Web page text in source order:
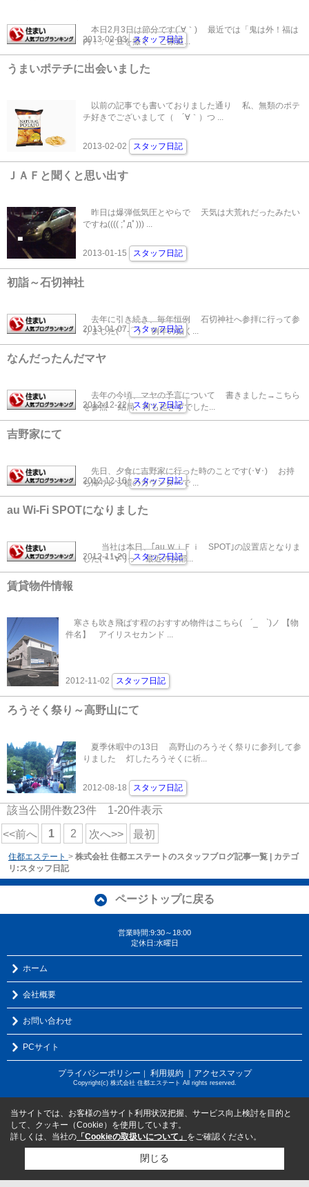
本日2月3日は節分です(´∀｀) 最近では「鬼は外！福は
内！」と豆を撒く ご家庭...
2013-02-03 スタッフ日記
うまいポテチに出会いました
以前の記事でも書いておりました通り 私、無類のポテ
チ好きでございまして（ ´∀｀）つ ...
2013-02-02 スタッフ日記
ＪＡＦと聞くと思い出す
昨日は爆弾低気圧とやらで 天気は大荒れだったみたい
ですね(((( ;ﾟдﾟ))) ...
2013-01-15 スタッフ日記
初詣～石切神社
去年に引き続き、毎年恒例 石切神社へ参拝に行って参
りました(⌒-⌒) 例年の如く...
2013-01-07 スタッフ日記
なんだったんだマヤ
去年の今頃、マヤの予言について 書きました→こちら
を参照 結局、何も起きずでした...
2012-12-22 スタッフ日記
吉野家にて
先日、夕食に吉野家に行った時のことです(･∀･) お持
ち帰りレジ横のカウンターで ...
2012-12-16 スタッフ日記
au Wi-Fi SPOTになりました
当社は本日、｢au ＷｉＦｉ SPOT｣の設置店となりま
した(＊ﾟ∀ﾟ)っ 最近のお部...
2012-11-20 スタッフ日記
賃貸物件情報
寒さも吹き飛ばす程のおすすめ物件はこちら( ´_ゝ`)ノ 【物
件名】 アイリスセカンド ...
2012-11-02 スタッフ日記
ろうそく祭り～高野山にて
夏季休暇中の13日 高野山のろうそく祭りに参列して参
りました 灯したろうそくに祈...
2012-08-18 スタッフ日記
該当公開件数23件 1-20件表示
<<前へ 1 2 次へ>> 最初
住都エステート > 株式会社 住都エステートのスタッフブログ記事一覧 | カテゴ
リ:スタッフ日記
ページトップに戻る
営業時間:9:30～18:00
定休日:水曜日
ホーム
会社概要
お問い合わせ
PCサイト
プライバシーポリシー 利用規約 ｜アクセスマップ
Copyright(c) 株式会社 住都エステート All rights reserved.
当サイトでは、お客様の当サイト利用状況把握、サービス向上検討を目的と
して、クッキー（Cookie）を使用しています。
詳しくは、当社の 「Cookieの取扱いについて」 をご確認ください。
閉じる